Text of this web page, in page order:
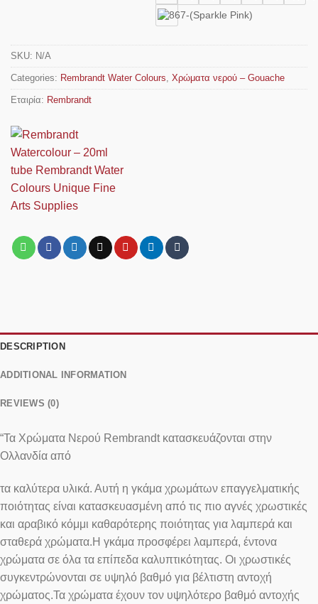
SKU: N/A
Categories: Rembrandt Water Colours, Χρώματα νερού – Gouache
Εταιρία: Rembrandt
DESCRIPTION
ADDITIONAL INFORMATION
REVIEWS (0)
“Τα Χρώματα Νερού Rembrandt κατασκευάζονται στην
Ολλανδία από
τα καλύτερα υλικά. Αυτή η γκάμα χρωμάτων επαγγελματικής
ποιότητας είναι κατασκευασμένη από τις πιο αγνές χρωστικές
και αραβικό κόμμι καθαρότερης ποιότητας για λαμπερά και
σταθερά χρώματα.Η γκάμα προσφέρει λαμπερά, έντονα
χρώματα σε όλα τα επίπεδα καλυπτικότητας. Οι χρωστικές
συγκεντρώνονται σε υψηλό βαθμό για βέλτιστη αντοχή
χρώματος.Τα χρώματα έχουν τον υψηλότερο βαθμό αντοχής